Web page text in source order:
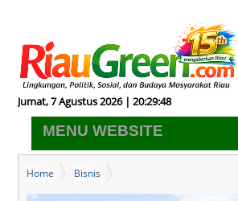
Jumat, 7 Agustus 2026 | 20:29:49
MENU WEBSITE
Home
Bisnis
iHerb Luncurkan Promosi 618, Diskon hingga